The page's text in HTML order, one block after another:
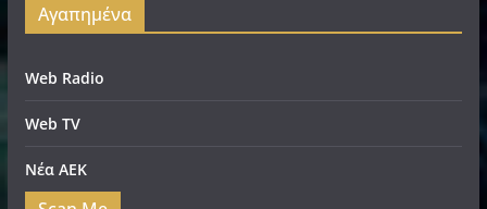
Αγαπημένα
Web Radio
Web TV
Νέα ΑΕΚ